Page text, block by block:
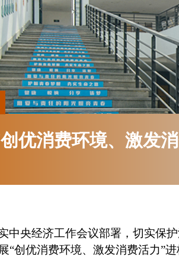
优消费环境、激发
中央经济工作会议部署，切实保护
“创优消费环境、激发消费活力”